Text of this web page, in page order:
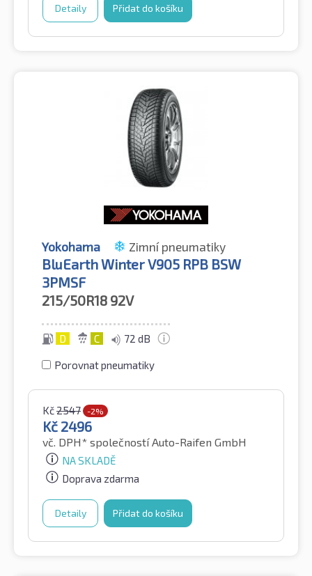
Detaily Přidat do košíku
Yokohama Zimní pneumatiky
BluEarth Winter V905 RPB BSW
3PMSF
215/50R18 92V
D C 72 dB
Porovnat pneumatiky
Kč2547 -2%
Kč 2496
vč. DPH* společností Auto-Raifen GmbH
NA SKLADĚ
Doprava zdarma
Detaily Přidat do košíku